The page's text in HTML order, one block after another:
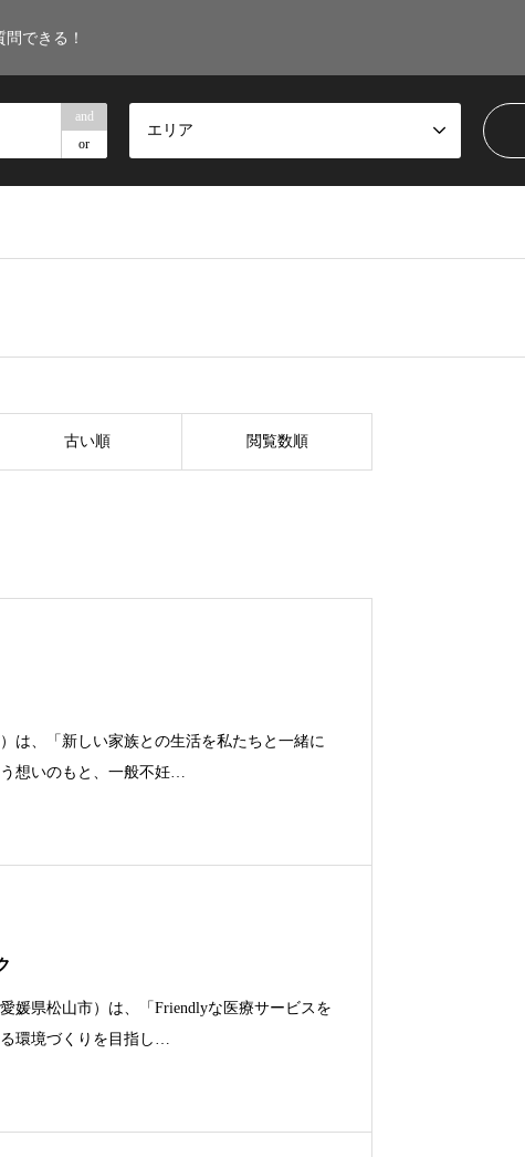
できる！
and
or
エリア
古い順 閲覧数順
は、「新しい家族との生活を私たちと一緒に
想いのもと、一般不妊…
媛県松山市）は、「Friendlyな医療サービスを
環境づくりを目指し…